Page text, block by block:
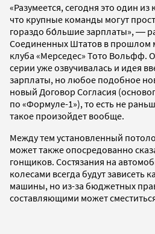
«Разумеется, сегодня это один
что крупные команды могут
гораздо бо́льшие зарплаты», ―
Соединенных Штатов в прошлом
клуба «Мерседес» Тото Вольфф.
серии уже озвучивалась и идея
зарплаты, но любое подобное
новый Договор Согласия
по «Формуле-1»), то есть не
такое произойдет вообще.
Между тем установленный
может также опосредованно
гонщиков. Состязания на
колесами всегда будут зависеть
машины, но из-за бюджетных
составляющими может